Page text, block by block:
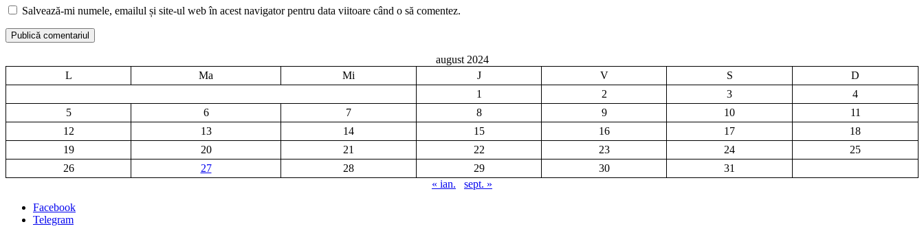
Salvează-mi numele, emailul și site-ul web în acest navigator pentru data viitoare când o să comentez.
august 2024
L
Ma Mi J V S
D
1
2 3
4
5
6 7 8 9 10
11
12
13 14 15 16 17
18
19
20 21 22 23 24
25
26
27 28 29 30
31
« ian.
sept. »
Facebook
Telegram